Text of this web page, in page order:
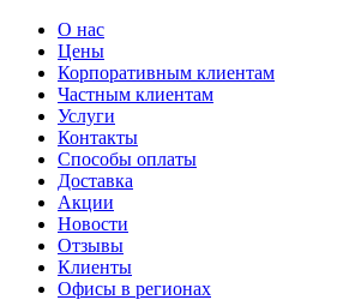
О нас
Цены
Корпоративным клиентам
Частным клиентам
Услуги
Контакты
Способы оплаты
Доставка
Акции
Новости
Отзывы
Клиенты
Офисы в регионах